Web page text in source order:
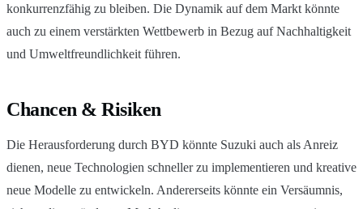
konkurrenzfähig zu bleiben. Die Dynamik auf dem Markt könnte
auch zu einem verstärkten Wettbewerb in Bezug auf Nachhaltigkeit
und Umweltfreundlichkeit führen.
Chancen & Risiken
Die Herausforderung durch BYD könnte Suzuki auch als Anreiz
dienen, neue Technologien schneller zu implementieren und kreative
neue Modelle zu entwickeln. Andererseits könnte ein Versäumnis,